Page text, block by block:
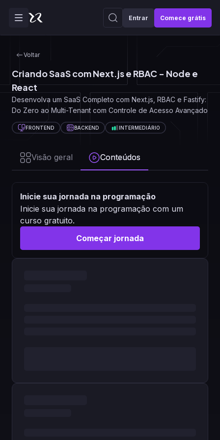
Entrar Comece grátis
Voltar
Criando SaaS com Next.js e RBAC - Node e
React
Desenvolva um SaaS Completo com Next.js, RBAC e Fastify:
Do Zero ao Multi-Tenant com Controle de Acesso Avançado
FRONTEND BACKEND INTERMEDIÁRIO
Visão geral Conteúdos
Inicie sua jornada na programação
Inicie sua jornada na programação com um
curso gratuito.
Começar jornada